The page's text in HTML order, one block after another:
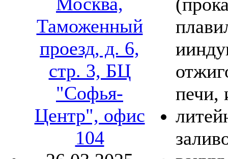
Таможенный
проезд, д. 6,
стр. 3, БЦ
"Софья-
Центр", офис
104
печи,